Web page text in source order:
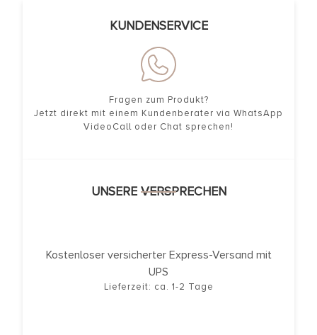
KUNDENSERVICE
Fragen zum Produkt?
Jetzt direkt mit einem Kundenberater via WhatsApp
VideoCall oder Chat sprechen!
UNSERE VERSPRECHEN
Kostenloser versicherter Express-Versand mit
UPS
Lieferzeit: ca. 1-2 Tage